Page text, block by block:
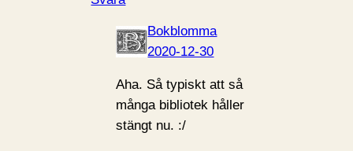
Bokblomma
2020-12-30
Aha. Så typiskt att så
många bibliotek håller
stängt nu. :/